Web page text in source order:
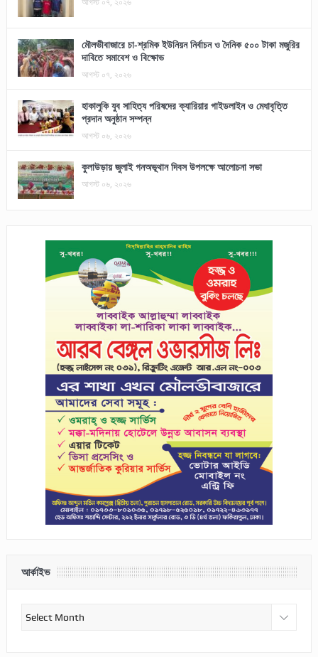
মৌলভীবাজারে চা-শ্রমিক ইউনিয়ন নির্বাচন ও দৈনিক ৫০০ টাকা মজুরির
দাবিতে সমাবেশ ও বিক্ষোভ
আগস্ট ০৭, ২০২৬
হাকালুকি যুব সাহিত্য পরিষদের ক্যারিয়ার গাইডলাইন ও মেধাবৃত্তি
প্রদান অনুষ্ঠান সম্পন্ন
আগস্ট ০৬, ২০২৬
কুলাউড়ায় জুলাই গনঅভূথান দিবস উপলক্ষে আলোচনা সভা
আগস্ট ০৬, ২০২৬
আর্কাইভ